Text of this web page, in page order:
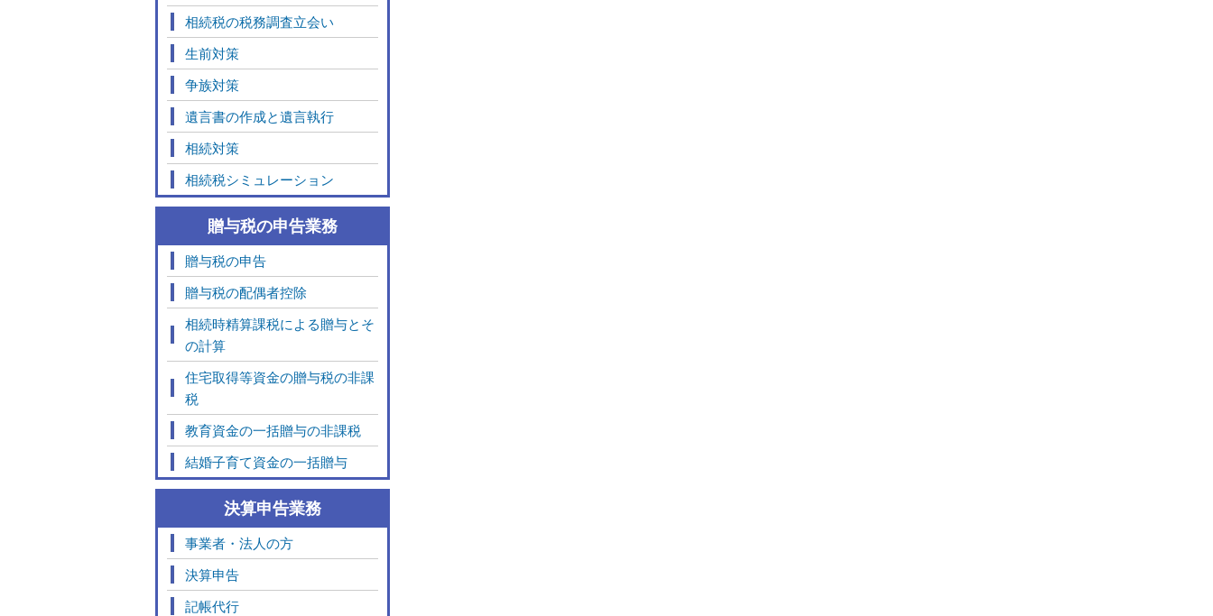
相続税の税務調査立会い
生前対策
争族対策
遺言書の作成と遺言執行
相続対策
相続税シミュレーション
贈与税の申告業務
贈与税の申告
贈与税の配偶者控除
相続時精算課税による贈与とそ
の計算
住宅取得等資金の贈与税の非課
税
教育資金の一括贈与の非課税
結婚子育て資金の一括贈与
決算申告業務
事業者・法人の方
決算申告
記帳代行